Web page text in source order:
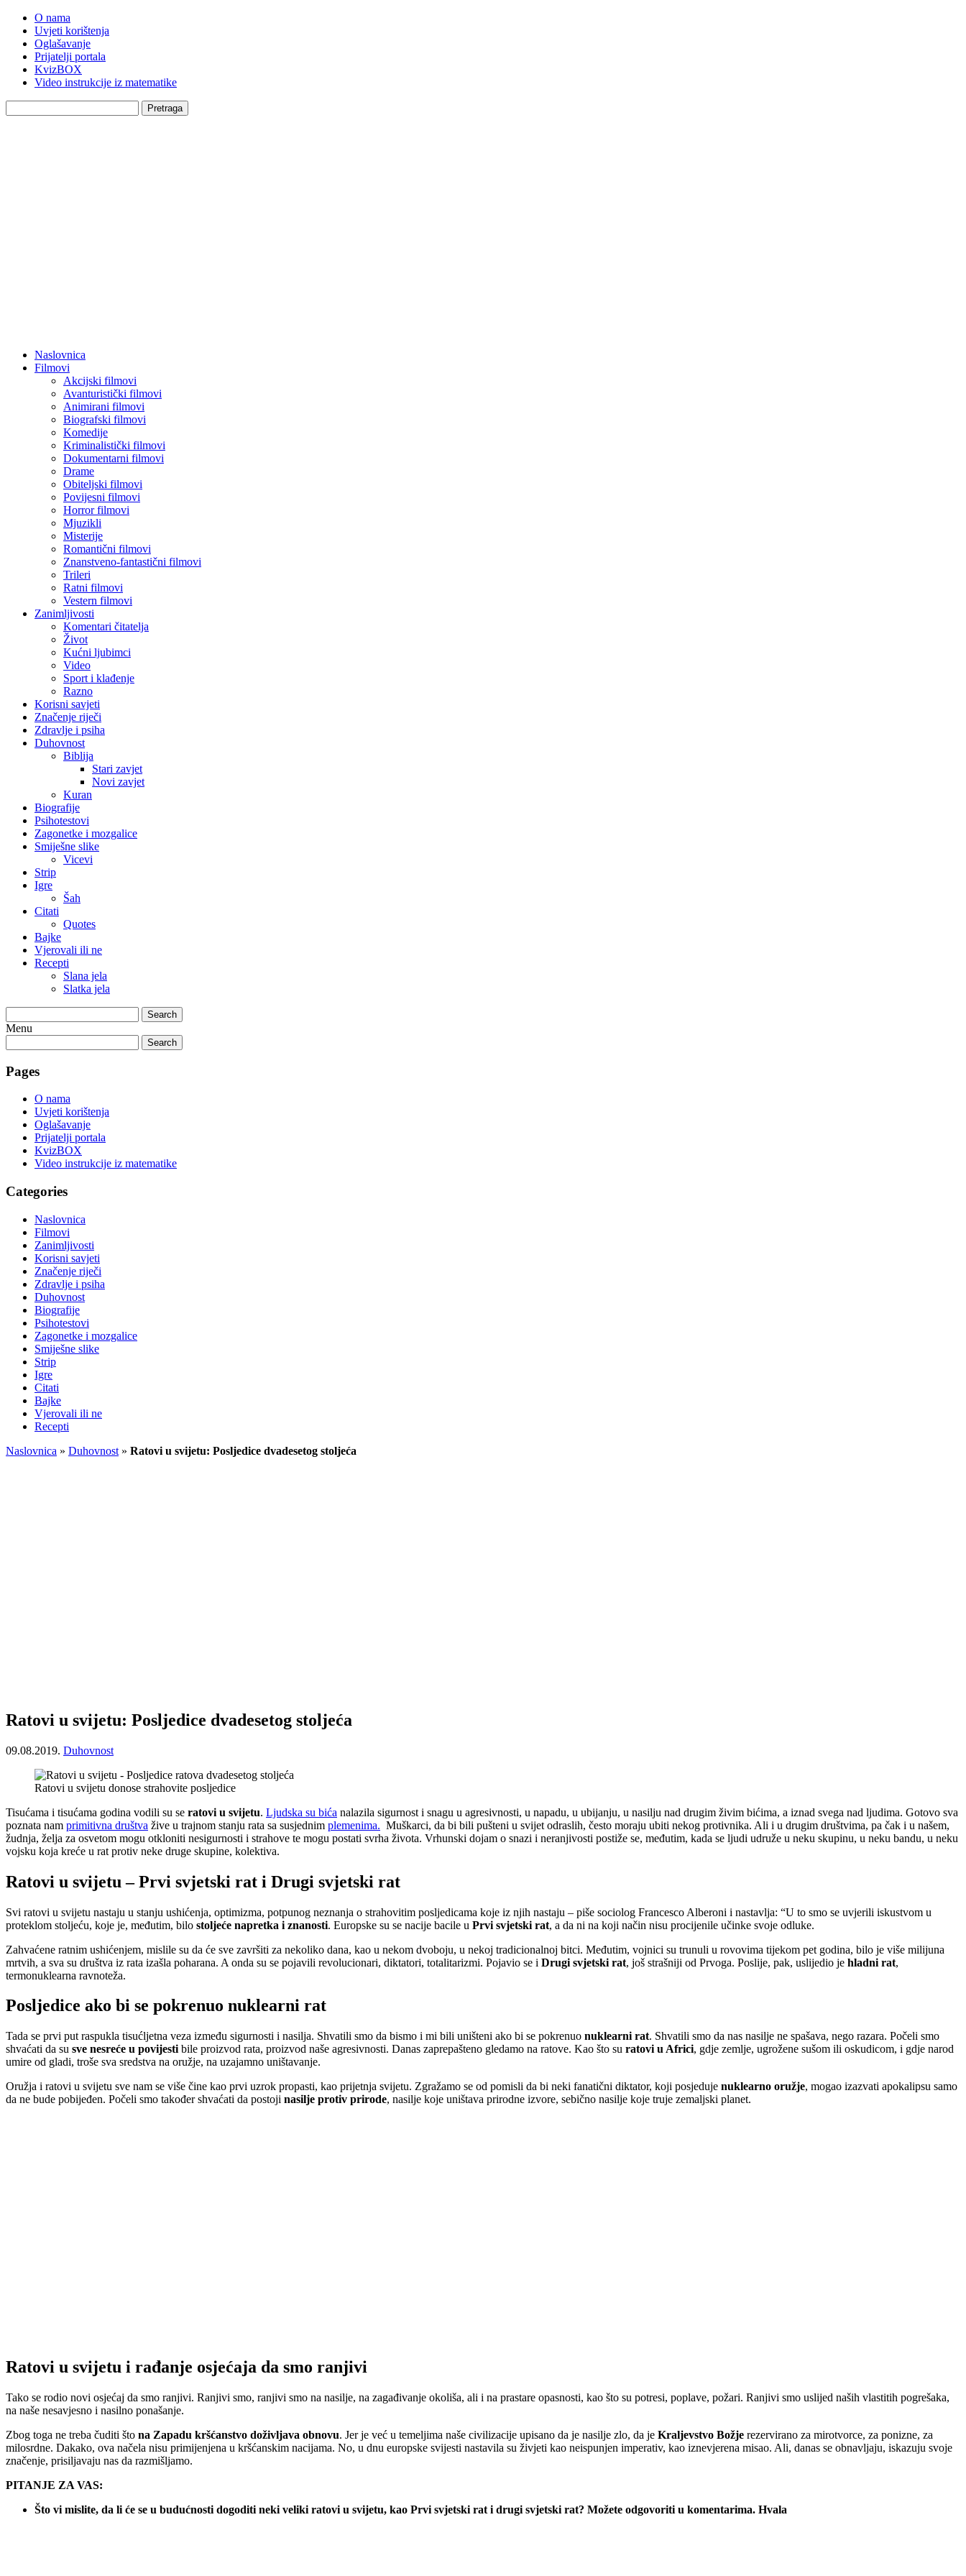
O nama
Uvjeti korištenja
Oglašavanje
Prijatelji portala
KvizBOX
Video instrukcije iz matematike
Pretraga
Naslovnica
Filmovi
Akcijski filmovi
Avanturistički filmovi
Animirani filmovi
Biografski filmovi
Komedije
Kriminalistički filmovi
Dokumentarni filmovi
Drame
Obiteljski filmovi
Povijesni filmovi
Horror filmovi
Mjuzikli
Misterije
Romantični filmovi
Znanstveno-fantastični filmovi
Trileri
Ratni filmovi
Vestern filmovi
Zanimljivosti
Komentari čitatelja
Život
Kućni ljubimci
Video
Sport i klađenje
Razno
Korisni savjeti
Značenje riječi
Zdravlje i psiha
Duhovnost
Biblija
Stari zavjet
Novi zavjet
Kuran
Biografije
Psihotestovi
Zagonetke i mozgalice
Smiješne slike
Vicevi
Strip
Igre
Šah
Citati
Quotes
Bajke
Vjerovali ili ne
Recepti
Slana jela
Slatka jela
Search
Menu
Search
Pages
O nama
Uvjeti korištenja
Oglašavanje
Prijatelji portala
KvizBOX
Video instrukcije iz matematike
Categories
Naslovnica
Filmovi
Zanimljivosti
Korisni savjeti
Značenje riječi
Zdravlje i psiha
Duhovnost
Biografije
Psihotestovi
Zagonetke i mozgalice
Smiješne slike
Strip
Igre
Citati
Bajke
Vjerovali ili ne
Recepti
Naslovnica » Duhovnost » Ratovi u svijetu: Posljedice dvadesetog stoljeća
Ratovi u svijetu: Posljedice dvadesetog stoljeća
09.08.2019. Duhovnost
Ratovi u svijetu donose strahovite posljedice
Tisućama i tisućama godina vodili su se ratovi u svijetu. Ljudska su bića nalazila sigurnost i snagu u agresivnosti, u napadu, u ubijanju, u nasilju nad drugim živim bićima, a iznad svega nad ljudima. Gotovo sva
poznata nam primitivna društva žive u trajnom stanju rata sa susjednim plemenima. Muškarci, da bi bili pušteni u svijet odraslih, često moraju ubiti nekog protivnika. Ali i u drugim društvima, pa čak i u našem,
žudnja, želja za osvetom mogu otkloniti nesigurnosti i strahove te mogu postati svrha života. Vrhunski dojam o snazi i neranjivosti postiže se, međutim, kada se ljudi udruže u neku skupinu, u neku bandu, u neku
vojsku koja kreće u rat protiv neke druge skupine, kolektiva.
Ratovi u svijetu – Prvi svjetski rat i Drugi svjetski rat
Svi ratovi u svijetu nastaju u stanju ushićenja, optimizma, potpunog neznanja o strahovitim posljedicama koje iz njih nastaju – piše sociolog Francesco Alberoni i nastavlja: “U to smo se uvjerili iskustvom u
proteklom stoljeću, koje je, međutim, bilo stoljeće napretka i znanosti. Europske su se nacije bacile u Prvi svjetski rat, a da ni na koji način nisu procijenile učinke svoje odluke.
Zahvaćene ratnim ushićenjem, mislile su da će sve završiti za nekoliko dana, kao u nekom dvoboju, u nekoj tradicionalnoj bitci. Međutim, vojnici su trunuli u rovovima tijekom pet godina, bilo je više milijuna
mrtvih, a sva su društva iz rata izašla poharana. A onda su se pojavili revolucionari, diktatori, totalitarizmi. Pojavio se i Drugi svjetski rat, još strašniji od Prvoga. Poslije, pak, uslijedio je hladni rat,
termonuklearna ravnoteža.
Posljedice ako bi se pokrenuo nuklearni rat
Tada se prvi put raspukla tisućljetna veza između sigurnosti i nasilja. Shvatili smo da bismo i mi bili uništeni ako bi se pokrenuo nuklearni rat. Shvatili smo da nas nasilje ne spašava, nego razara. Počeli smo
shvaćati da su sve nesreće u povijesti bile proizvod rata, proizvod naše agresivnosti. Danas zaprepašteno gledamo na ratove. Kao što su ratovi u Africi, gdje zemlje, ugrožene sušom ili oskudicom, i gdje narod
umire od gladi, troše sva sredstva na oružje, na uzajamno uništavanje.
Oružja i ratovi u svijetu sve nam se više čine kao prvi uzrok propasti, kao prijetnja svijetu. Zgražamo se od pomisli da bi neki fanatični diktator, koji posjeduje nuklearno oružje, mogao izazvati apokalipsu samo
da ne bude pobijeđen. Počeli smo također shvaćati da postoji nasilje protiv prirode, nasilje koje uništava prirodne izvore, sebično nasilje koje truje zemaljski planet.
Ratovi u svijetu i rađanje osjećaja da smo ranjivi
Tako se rodio novi osjećaj da smo ranjivi. Ranjivi smo, ranjivi smo na nasilje, na zagađivanje okoliša, ali i na prastare opasnosti, kao što su potresi, poplave, požari. Ranjivi smo uslijed naših vlastitih pogrešaka,
na naše nesavjesno i nasilno ponašanje.
Zbog toga ne treba čuditi što na Zapadu kršćanstvo doživljava obnovu. Jer je već u temeljima naše civilizacije upisano da je nasilje zlo, da je Kraljevstvo Božje rezervirano za mirotvorce, za ponizne, za
milosrdne. Dakako, ova načela nisu primijenjena u kršćanskim nacijama. No, u dnu europske svijesti nastavila su živjeti kao neispunjen imperativ, kao iznevjerena misao. Ali, danas se obnavljaju, iskazuju svoje
značenje, prisiljavaju nas da razmišljamo.
PITANJE ZA VAS:
Što vi mislite, da li će se u budućnosti dogoditi neki veliki ratovi u svijetu, kao Prvi svjetski rat i drugi svjetski rat? Možete odgovoriti u komentarima. Hvala